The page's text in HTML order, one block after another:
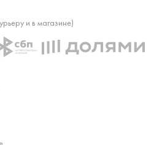
и в магазине)